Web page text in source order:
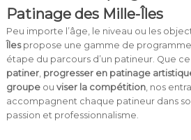
Patinage des Mille-Îles
Peu importe l’âge, le niveau ou les
Îlespropose une gamme de
étape du parcours d’un patineur. Que
patiner, progresser en patinage
groupeou viser la compétition, nos
accompagnent chaque patineur dans
passion et professionnalisme.